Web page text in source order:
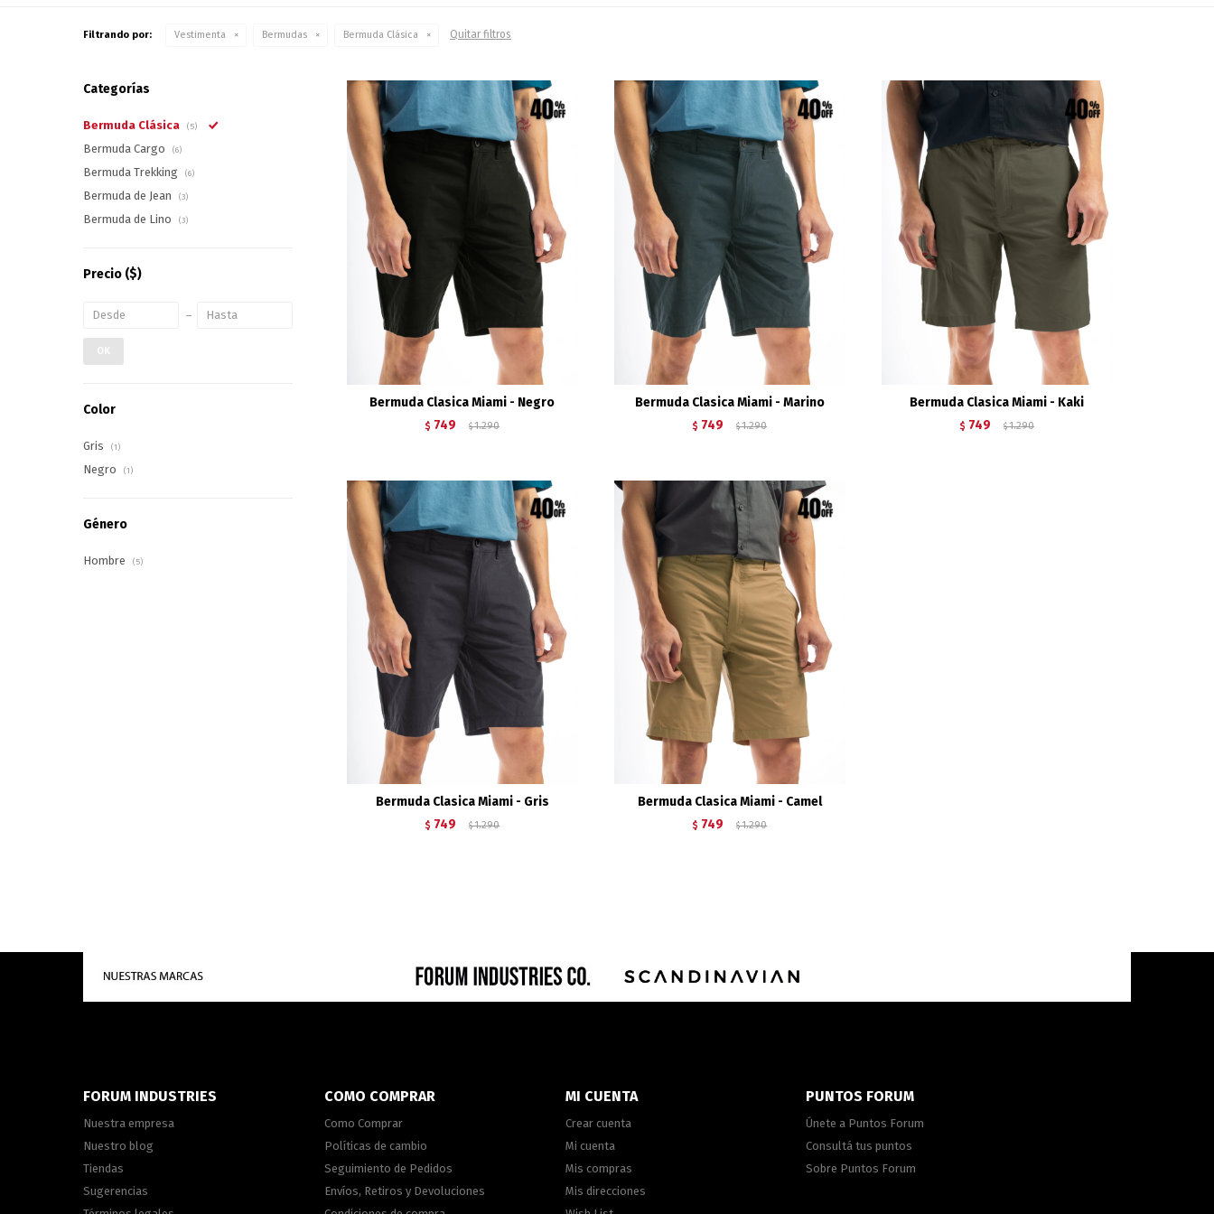
Filtrando por: Vestimenta Bermudas Bermuda Clásica Quitar filtros
Bermuda Clasica Miami - Negro
$ 749 $ 1.290
Bermuda Clasica Miami - Marino
$ 749 $ 1.290
Bermuda Clasica Miami - Kaki
$ 749 $ 1.290
Bermuda Clasica Miami - Gris
$ 749 $ 1.290
Bermuda Clasica Miami - Camel
$ 749 $ 1.290
Categorías
Bermuda Clásica (5)
Bermuda Cargo (6)
Bermuda Trekking (6)
Bermuda de Jean (3)
Bermuda de Lino (3)
Precio ($)
OK
Color
Gris (1)
Negro (1)
Género
Hombre (5)
FORUM INDUSTRIES
Nuestra empresa
Nuestro blog
Tiendas
Sugerencias
COMO COMPRAR
Como Comprar
Políticas de cambio
Seguimiento de Pedidos
Envíos, Retiros y Devoluciones
MI CUENTA
Crear cuenta
Mi cuenta
Mis compras
Mis direcciones
PUNTOS FORUM
Únete a Puntos Forum
Consultá tus puntos
Sobre Puntos Forum